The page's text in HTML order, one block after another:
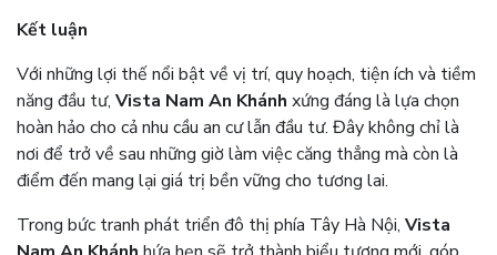
Kết luận
Với những lợi thế nổi bật về vị trí, quy hoạch, tiện ích và tiềm
năng đầu tư, Vista Nam An Khánh xứng đáng là lựa chọn
hoàn hảo cho cả nhu cầu an cư lẫn đầu tư. Đây không chỉ là
nơi để trở về sau những giờ làm việc căng thẳng mà còn là
điểm đến mang lại giá trị bền vững cho tương lai.
Trong bức tranh phát triển đô thị phía Tây Hà Nội, Vista